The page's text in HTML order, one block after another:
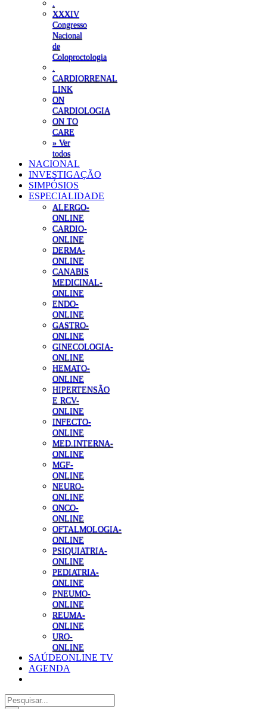
XXXIV
Congresso
Nacional
de
Coloproctologia
CARDIORRENAL
LINK
ON
CARDIOLOGIA
ON TO
CARE
» Ver
todos
NACIONAL
INVESTIGAÇÃO
SIMPÓSIOS
ESPECIALIDADE
ALERGO-
ONLINE
CARDIO-
ONLINE
DERMA-
ONLINE
CANABIS
MEDICINAL-
ONLINE
ENDO-
ONLINE
GASTRO-
ONLINE
GINECOLOGIA-
ONLINE
HEMATO-
ONLINE
HIPERTENSÃO
E RCV-
ONLINE
INFECTO-
ONLINE
MED.INTERNA-
ONLINE
MGF-
ONLINE
NEURO-
ONLINE
ONCO-
ONLINE
OFTALMOLOGIA-
ONLINE
PSIQUIATRIA-
ONLINE
PEDIATRIA-
ONLINE
PNEUMO-
ONLINE
REUMA-
ONLINE
URO-
ONLINE
SAÚDEONLINE TV
AGENDA
Pesquisar